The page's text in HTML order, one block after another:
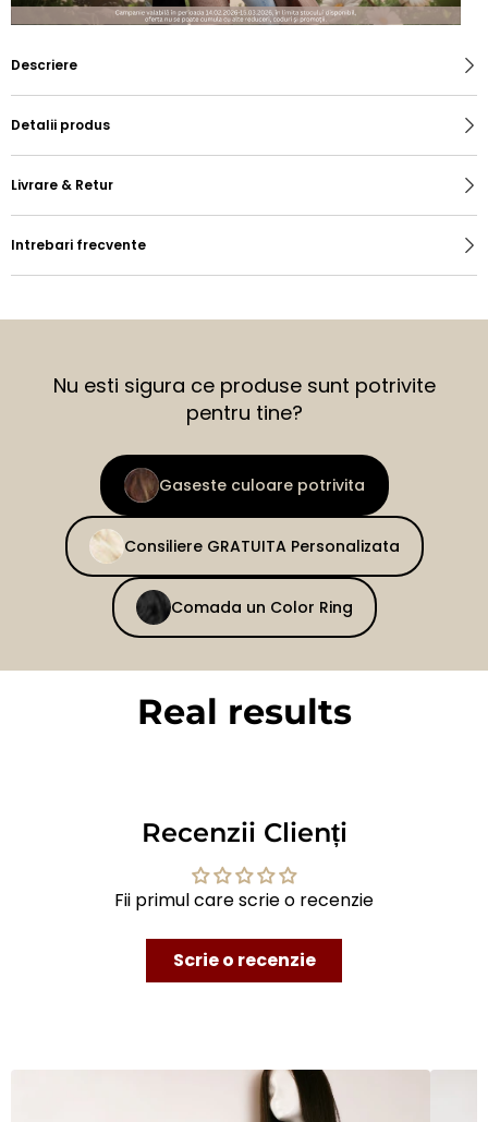
Descriere
Detalii produs
Livrare & Retur
Intrebari frecvente
Nu esti sigura ce produse sunt potrivite
pentru tine?
Gaseste culoare potrivita
Consiliere GRATUITA Personalizata
Comada un Color Ring
Real results
Recenzii Clienți
Fii primul care scrie o recenzie
Scrie o recenzie